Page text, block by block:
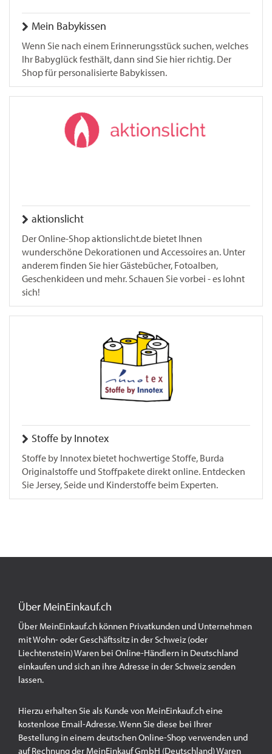
Mein Babykissen
Wenn Sie nach einem Erinnerungsstück suchen, welches
Ihr Babyglück festhält, dann sind Sie hier richtig. Der
Shop für personalisierte Babykissen.
aktionslicht
Der Online-Shop aktionslicht.de bietet Ihnen
wunderschöne Dekorationen und Accessoires an. Unter
anderem finden Sie hier Gästebücher, Fotoalben,
Geschenkideen und mehr. Schauen Sie vorbei - es lohnt
sich!
Stoffe by Innotex
Stoffe by Innotex bietet hochwertige Stoffe, Burda
Originalstoffe und Stoffpakete direkt online. Entdecken
Sie Jersey, Seide und Kinderstoffe beim Experten.
Über MeinEinkauf.ch
Über MeinEinkauf.ch können Privatkunden und Unternehmen
mit Wohn- oder Geschäftssitz in der Schweiz (oder
Liechtenstein) Waren bei Online-Händlern in Deutschland
einkaufen und sich an ihre Adresse in der Schweiz senden
lassen.
Hierzu erhalten Sie als Kunde von MeinEinkauf.ch eine
kostenlose Email-Adresse. Wenn Sie diese bei Ihrer
Bestellung in einem deutschen Online-Shop verwenden und
auf Rechnung der MeinEinkauf GmbH (Deutschland) Waren